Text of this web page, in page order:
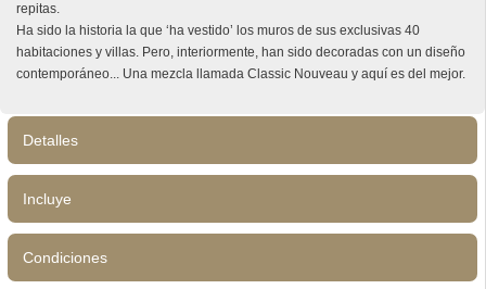
repitas.
Ha sido la historia la que ‘ha vestido’ los muros de sus exclusivas 40
habitaciones y villas. Pero, interiormente, han sido decoradas con un diseño
contemporáneo... Una mezcla llamada Classic Nouveau y aquí es del mejor.
Detalles
Incluye
Condiciones